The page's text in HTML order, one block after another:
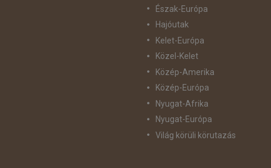
Észak-Európa
Hajóutak
Kelet-Európa
Közel-Kelet
Közép-Amerika
Közép-Európa
Nyugat-Afrika
Nyugat-Európa
Világ körüli körutazás